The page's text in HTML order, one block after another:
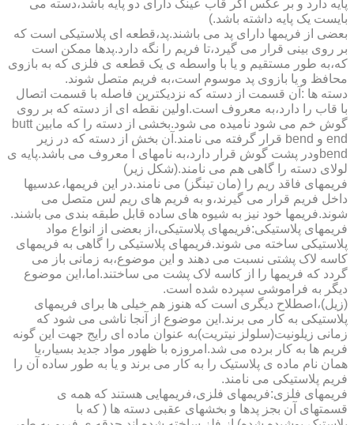
پایه دارد و بر عکس اگر قاب عینک دارای دو پایه باشد،دسته می
بایست یک پایه داشته باشد.)
بعضی از فریمها دارای پد می باشند.پد،قطعه ای پلاستیکی است که
بر روی بینی قرار می گیرد،تا فریم را نگه دارد.پدها ممکن است
که،به طور مستقیم و یا با واسطه ی یک قطعه ی فلزی که به بازوی
محافظ و یا بازوی پد موسوم است،به فریم متصل شوند.
دسته ها :آن قسمت از دسته که نزدیکترین فاصله با قسمت اتصال
با قاب را دارد،به معروف است.اولین نقطه ای از دسته که بر روی
گوش خم می شود نامیده می شود.بخشی از دسته را که مابین butt
end و bend قرار گرفته می نامند.آن بخش از دسته که در زیر
bendودر پشت گوش قرار دارد،به نامهای l معروف می باشد.پایه ی
لولای دسته را گاهی هم می نامند.(شکل زیر)
فریمهای فاقد ریم را (مان تینگز) می نامند.در این فریمها،عدسیها
داخل فریم قرار می گیرند،و به فریم های ریم لس متصل می
شوند.فریمها خود نیز به شیوه های ساده قابل طبقه بندی می باشند.
فریمهای پلاستیکی:فریمهای پلاستیکی،از بعضی از انواع مواد
پلاستیکی ساخته می شوند.فریمهای پلاستیکی را گاهی به فریمهای
کاسه لاک پشتی نسبت می دهند و این موضوع،به زمانی باز می
گردد که فریمها را از کاسه لاک پشت می ساختند.اما،این موضوع
دیگر به فراموشی سپرده شده است.
(زیل)،اصطلاح دیگری است که هنوز هم خیلی ها برای فریمهای
پلاستیکی به کار می برند.این موضوع از آنجا ناشی می شود که
زمانی زیلونیت(سلولز نیتریت)به عنوان ماده ای رایج جهت این گونه
فریم ها به کار برده می شد.امروزه با ظهور مواد جدید بسیار،یا
همان نام ماده ی پلاستیک را به کار می برند و یا به طور ساده آن را
فریم پلاستیکی می نامند.
فریمهای فلزی:فریمهای فلزی،فریمهایی هستند که همه ی
قسمتهای آن بجز پدها و بخشهای عقبی دسته ها ( که با